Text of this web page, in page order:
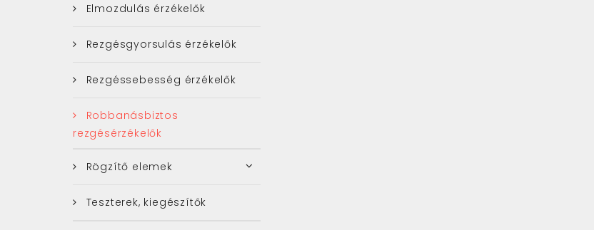
Elmozdulás érzékelők
Rezgésgyorsulás érzékelők
Rezgéssebesség érzékelők
Robbanásbiztos
rezgésérzékelők
Rögzítő elemek
Teszterek, kiegészítők